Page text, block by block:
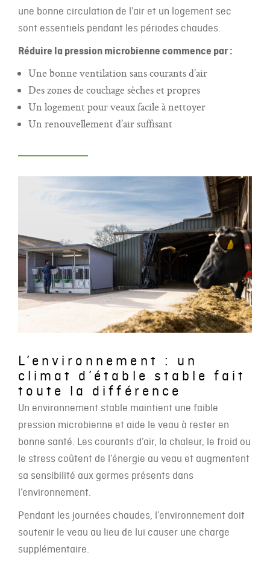
une bonne circulation de l’air et un logement sec
sont essentiels pendant les périodes chaudes.
Réduire la pression microbienne commence par :
Une bonne ventilation sans courants d’air
Des zones de couchage sèches et propres
Un logement pour veaux facile à nettoyer
Un renouvellement d’air suffisant
L’environnement : un
climat d’étable stable fait
toute la différence
Un environnement stable maintient une faible
pression microbienne et aide le veau à rester en
bonne santé. Les courants d’air, la chaleur, le froid ou
le stress coûtent de l’énergie au veau et augmentent
sa sensibilité aux germes présents dans
l’environnement.
Pendant les journées chaudes, l’environnement doit
soutenir le veau au lieu de lui causer une charge
supplémentaire.